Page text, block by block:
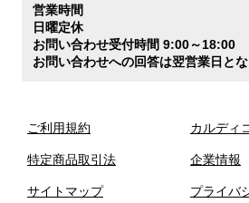
営業時間
日曜定休
お問い合わせ受付時間 9:00～18:00
お問い合わせへの回答は翌営業日とな
ご利用規約
特定商品取引法
サイトマップ
カルディ
企業情報
プライバ